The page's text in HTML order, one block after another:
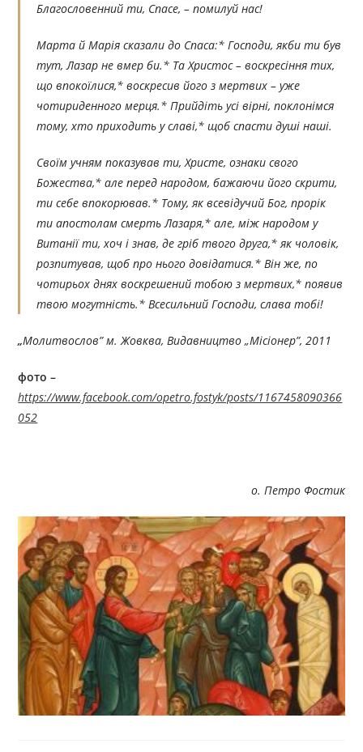
Благословенний ти, Спасе, – помилуй нас!
Марта й Марія сказали до Спаса:* Господи, якби ти був
тут, Лазар не вмер би.* Та Христос – воскресіння тих,
що впокоїлися,* воскресив його з мертвих – уже
чотириденного мерця.* Прийдіть усі вірні, поклонімся
тому, хто приходить у славі,* щоб спасти душі наші.
Своїм учням показував ти, Христе, ознаки свого
Божества,* але перед народом, бажаючи його скрити,
ти себе впокорював.* Тому, як всевідучий Бог, прорік
ти апостолам смерть Лазаря,* але, між народом у
Витанії ти, хоч і знав, де гріб твого друга,* як чоловік,
розпитував, щоб про нього довідатися.* Він же, по
чотирьох днях воскрешений тобою з мертвих,* появив
твою могутність.* Всесильний Господи, слава тобі!
„Молитвослов” м. Жовква, Видавництво „Місіонер”, 2011
фото –
https://www.facebook.com/opetro.fostyk/posts/1167458090366
052
о. Петро Фостик